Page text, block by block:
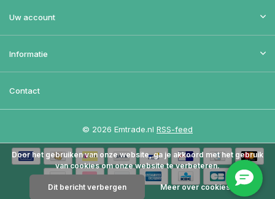
Uw account
Informatie
Contact
© 2026 Emtrade.nl RSS-feed
Door het gebruiken van onze website, ga je akkoord met het gebruik
van cookies om onze website te verbeteren.
Dit bericht verbergen Meer over cookies »